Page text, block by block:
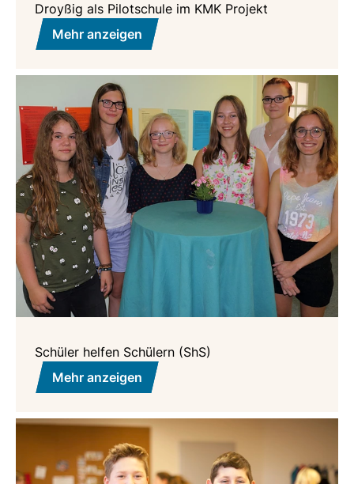
Droyßig als Pilotschule im KMK Projekt
Mehr anzeigen
Schüler helfen Schülern (ShS)
Mehr anzeigen